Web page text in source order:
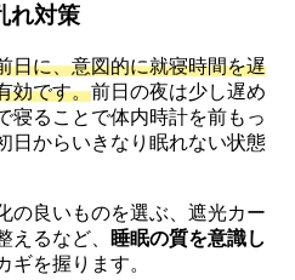
れ対策
日に、意図的に就寝時間を遅
効です。前日の夜は少し遅め
寝ることで体内時計を前もっ
日からいきなり眠れない状態
の良いものを選ぶ、遮光カー
えるなど、
睡眠の質を意識し
ギを握ります。